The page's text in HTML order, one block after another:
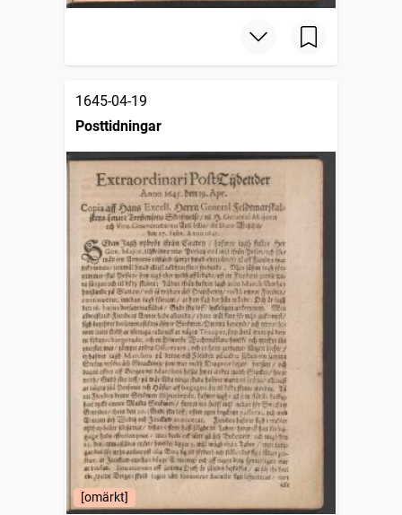
1645-04-19
Posttidningar
[omärkt]